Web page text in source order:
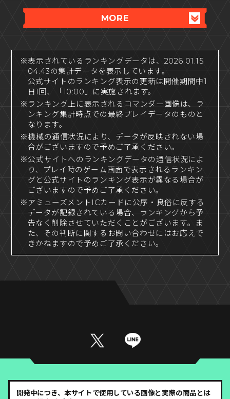
MORE
※表示されているランキングデータは、2026.01.15
04:43の集計データを表示しています。
公式サイトのランキング表示の更新は開催期間中1
日1回、「10:00」に実施されます。
※ランキング上に表示されるコマンダー画像は、ラ
ンキング集計時点での最終プレイデータのものと
なります。
※機械の通信状況により、データが反映されない場
合がございますので予めご了承ください。
※公式サイトへのランキングデータの通信状況によ
り、プレイ時のゲーム画面で表示されるランキン
グと公式サイトのランキング表示が異なる場合が
ございますので予めご了承ください。
※アミューズメントICカードに公序・良俗に反する
データが記録されている場合、ランキングから予
告なく削除させていただくことがございます。ま
た、その判断に関するお問い合わせにはお応えで
きかねますので予めご了承ください。
開発中につき、本サイトで使用している画像と実際の商品とは